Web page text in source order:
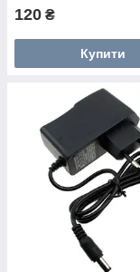
120 ₴
Купити